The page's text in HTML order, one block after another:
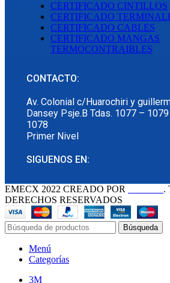
CERTIFICADO CINTILLOS
CERTIFICADO
CERTIFICADO CABLES
CERTIFICADO MANGAS
TERMOCONTRAIBLES
CONTACTO:
Av. Colonial c/Huarochiri y
Dansey Psje.B Tdas. 1077 –
1078
Primer Nivel
SIGUENOS EN:
EMECX 2022 CREADO POR
.
DERECHOS RESERVADOS
Búsqueda
Menú
Categorías
3M